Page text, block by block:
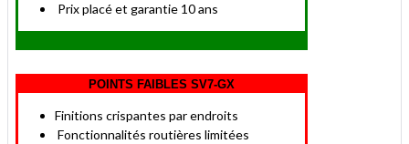
Prix placé et garantie 10 ans
POINTS FAIBLES SV7-GX
Finitions crispantes par endroits
Fonctionnalités routières limitées